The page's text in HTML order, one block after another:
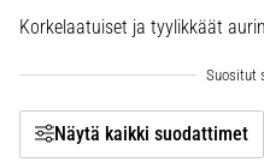
•
6 min. luetaan
Sukkulajuoksu
Näytä kaikki suodattimet
Väri
Hinta